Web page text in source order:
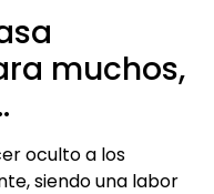
muchos,
oculto a los
siendo una labor